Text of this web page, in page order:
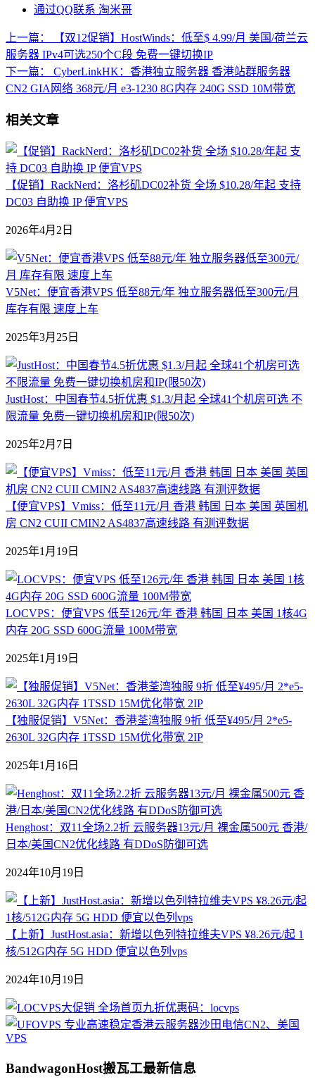
通过QQ联系 淘米哥
上一篇：
【双12促销】HostWinds：低至$ 4.99/月 美国/荷兰云
服务器 IPv4可选250个C段 免费一键切换IP
下一篇：
CyberLinkHK：香港独立服务器 香港站群服务器
CN2 GIA网络 368元/月 e3-1230 8G内存 240G SSD 10M带宽
相关文章
【促销】RackNerd：洛杉矶DC02补货 全场 $10.28/年起 支持
DC03 自助换 IP 便宜VPS
2026年4月2日
V5Net：便宜香港VPS 低至88元/年 独立服务器低至300元/月
库存有限 速度上车
2025年3月25日
JustHost：中国春节4.5折优惠 $1.3/月起 全球41个机房可选 不
限流量 免费一键切换机房和IP(限50次)
2025年2月7日
【便宜VPS】Vmiss：低至11元/月 香港 韩国 日本 美国 英国机
房 CN2 CUII CMIN2 AS4837高速线路 有测评数据
2025年1月19日
LOCVPS：便宜VPS 低至126元/年 香港 韩国 日本 美国 1核4G
内存 20G SSD 600G流量 100M带宽
2025年1月19日
【独服促销】V5Net：香港荃湾独服 9折 低至¥495/月 2*e5-
2630L 32G内存 1TSSD 15M优化带宽 2IP
2025年1月16日
Henghost：双11全场2.2折 云服务器13元/月 裸金属500元 香港/
日本/美国CN2优化线路 有DDoS防御可选
2024年10月19日
【上新】JustHost.asia：新增以色列特拉维夫VPS ¥8.26元/起 1
核/512G内存 5G HDD 便宜以色列vps
2024年10月19日
BandwagonHost搬瓦工最新信息